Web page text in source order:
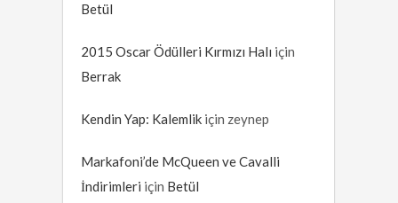
Betül
2015 Oscar Ödülleri Kırmızı Halı için
Berrak
Kendin Yap: Kalemlik için zeynep
Markafoni’de McQueen ve Cavalli
İndirimleri için Betül